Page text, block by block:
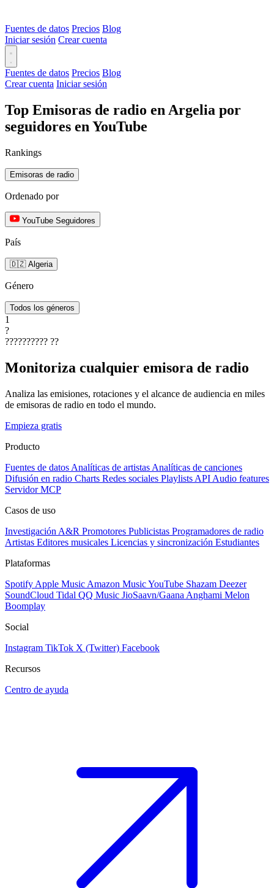
Fuentes de datos Precios Blog
Iniciar sesión Crear cuenta
Fuentes de datos Precios Blog
Crear cuenta Iniciar sesión
Top Emisoras de radio en Argelia por
seguidores en YouTube
Rankings
Emisoras de radio
Ordenado por
YouTube Seguidores
País
🇩🇿 Algeria
Género
Todos los géneros
1
?
?????????? ??
Monitoriza cualquier emisora de radio
Analiza las emisiones, rotaciones y el alcance de audiencia en miles
de emisoras de radio en todo el mundo.
Empieza gratis
Producto
Fuentes de datos Analíticas de artistas Analíticas de canciones
Difusión en radio Charts Redes sociales Playlists API Audio features
Servidor MCP
Casos de uso
Investigación A&R Promotores Publicistas Programadores de radio
Artistas Editores musicales Licencias y sincronización Estudiantes
Plataformas
Spotify Apple Music Amazon MusicYouTube Shazam Deezer
SoundCloud Tidal QQ Music JioSaavn/Gaana Anghami Melon
Boomplay
Social
Instagram TikTok X (Twitter) Facebook
Recursos
Centro de ayuda